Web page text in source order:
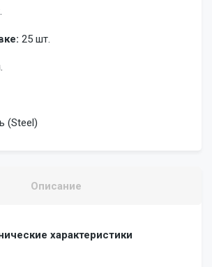
25 шт.
(Steel)
Описание
характеристики